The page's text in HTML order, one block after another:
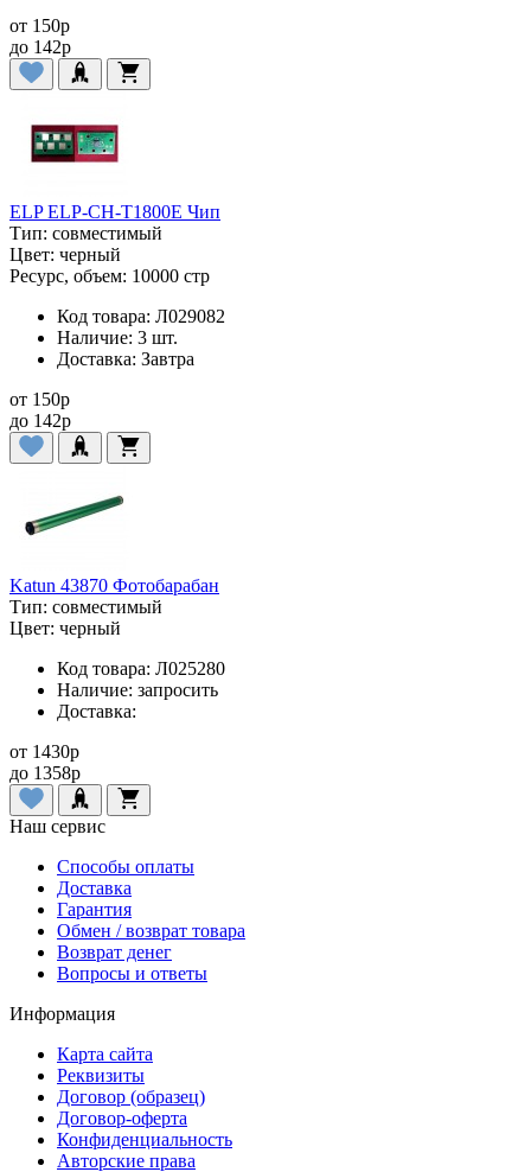
от 150p
до 142p
ELP ELP-CH-T1800E Чип
Тип: совместимый
Цвет: черный
Ресурс, объем: 10000 стр
Код товара: Л029082
Наличие: 3 шт.
Доставка: Завтра
от 150p
до 142p
Katun 43870 Фотобарабан
Тип: совместимый
Цвет: черный
Код товара: Л025280
Наличие: запросить
Доставка:
от 1430p
до 1358p
Наш сервис
Способы оплаты
Доставка
Гарантия
Обмен / возврат товара
Возврат денег
Вопросы и ответы
Информация
Карта сайта
Реквизиты
Договор (образец)
Договор-оферта
Конфиденциальность
Авторские права